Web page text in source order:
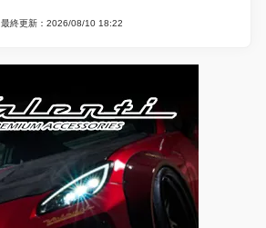
最終更新：2026/08/10 18:22